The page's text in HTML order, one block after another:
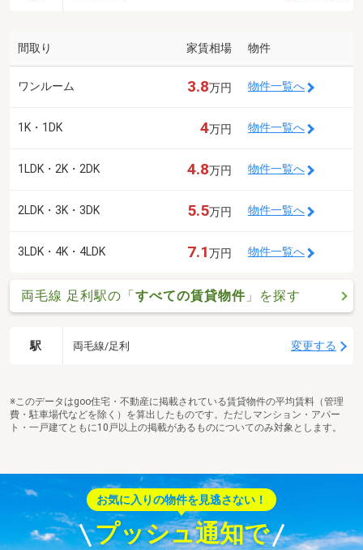
間取り 家賃相場 物件
ワンルーム 3.8万円 物件一覧へ
1K・1DK 4万円 物件一覧へ
1LDK・2K・2DK 4.8万円 物件一覧へ
2LDK・3K・3DK 5.5万円 物件一覧へ
3LDK・4K・4LDK 7.1万円 物件一覧へ
両毛線 足利駅の「すべての賃貸物件 」を探す
駅 両毛線/足利 変更する
※このデータはgoo住宅・不動産に掲載されている賃貸物件の平均賃料（管理
費・駐車場代などを除く）を算出したものです。ただしマンション・アパー
ト・一戸建てともに10戸以上の掲載があるものについてのみ対象とします。
お気に入りの物件を見逃さない！
プッシュ通知で